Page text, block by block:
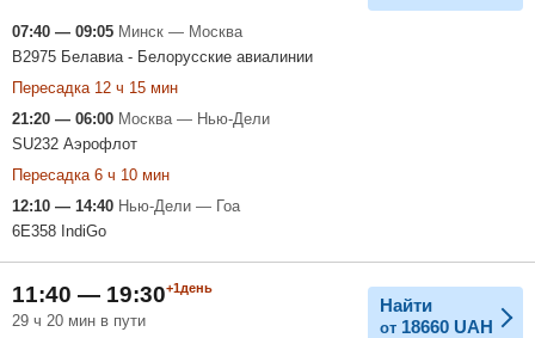
07:40 — 09:05 Минск — Москва
B2975 Белавиа - Белорусские авиалинии
Пересадка 12 ч 15 мин
21:20 — 06:00 Москва — Нью-Дели
SU232 Аэрофлот
Пересадка 6 ч 10 мин
12:10 — 14:40 Нью-Дели — Гоа
6E358 IndiGo
11:40 — 19:30+1день
29 ч 20 мин в пути
Найти
от 18660 UAH